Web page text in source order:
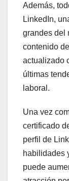
Además,
LinkedIn,
grandes del
contenido
actualizado
últimas
laboral.
Una vez
certificado
perfil de
habilidades
puede